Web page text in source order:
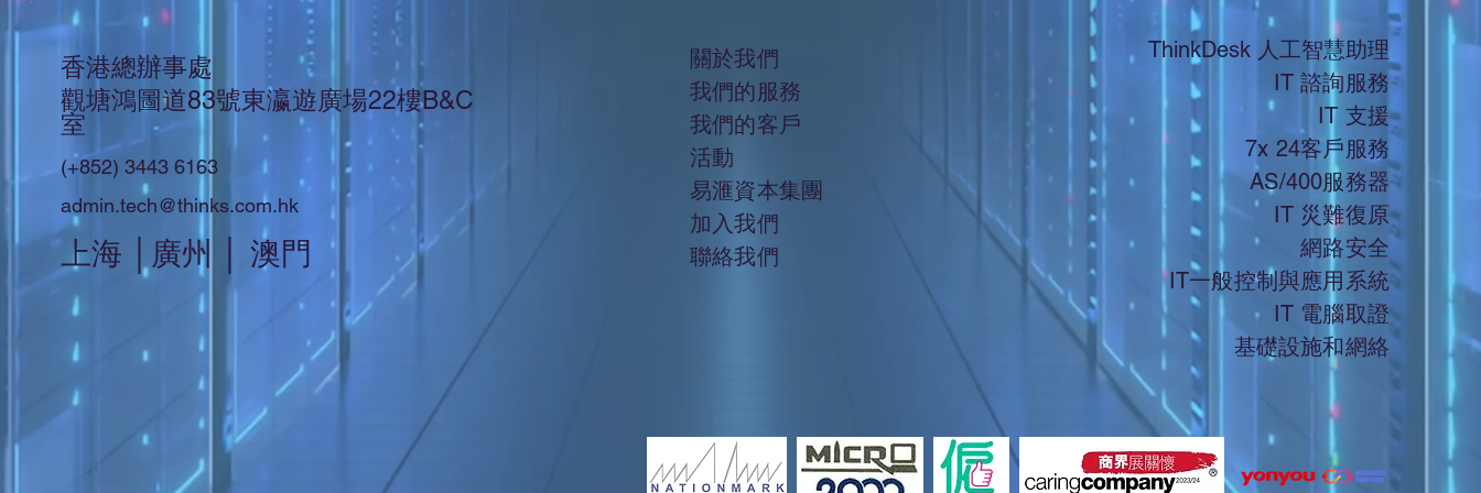
香港總辦事處
觀塘鴻圖道83號東瀛遊廣場22樓B&C
室
(+852) 3443 6163
admin.tech@thinks.com.hk
上海 │廣州 │ 澳門
關於我們
我們的服務
我們的客戶
活動
​易滙資本集團
加入我們
聯絡我們
ThinkDesk 人工智慧助理
IT 諮詢服務
IT 支援
7x 24客戶服務
AS/400服務器
IT 災難復原
網路安全
IT一般控制與應用系統
IT 電腦取證
基礎設施和網絡